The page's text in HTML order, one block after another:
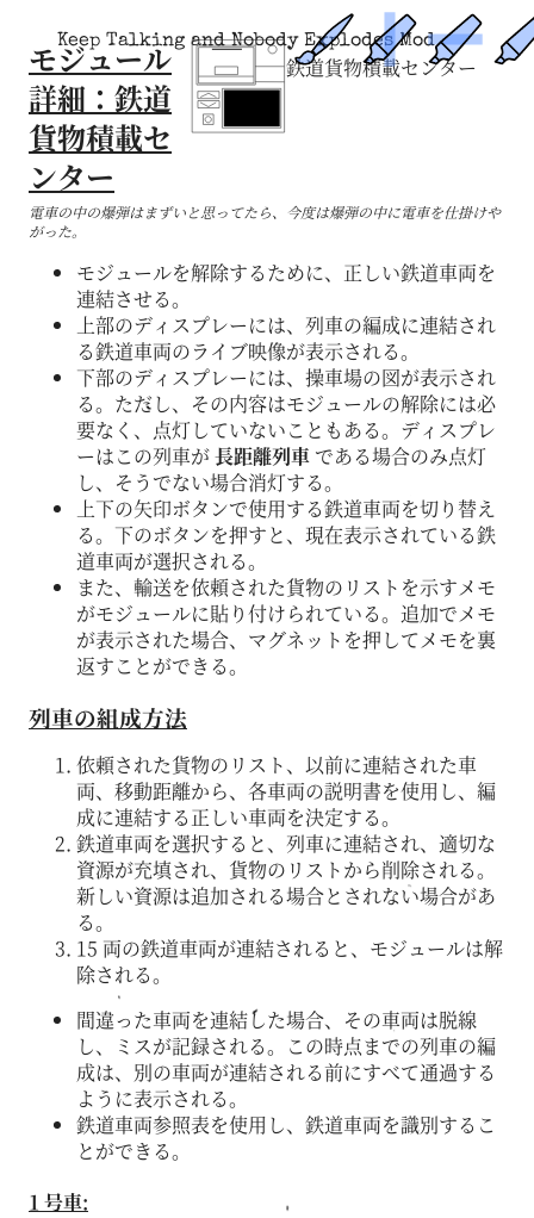
Keep Talking and Nobody Explodes Mod
鉄道貨物積載センター
モジュール
詳細：鉄道
貨物積載セ
ンター
電車の中の爆弾はまずいと思ってたら、今度は爆弾の中に電車を仕掛けや
がった。
モジュールを解除するために、正しい鉄道車両を
連結させる。
上部のディスプレーには、列車の編成に連結され
る鉄道車両のライブ映像が表示される。
下部のディスプレーには、操車場の図が表示され
る。ただし、その内容はモジュールの解除には必
要なく、点灯していないこともある。ディスプレ
ーはこの列車が長距離列車 である場合のみ点灯
し、そうでない場合消灯する。
上下の矢印ボタンで使用する鉄道車両を切り替え
る。下のボタンを押すと、現在表示されている鉄
道車両が選択される。
また、輸送を依頼された貨物のリストを示すメモ
がモジュールに貼り付けられている。追加でメモ
が表示された場合、マグネットを押してメモを裏
返すことができる。
列車の組成方法
依頼された貨物のリスト、以前に連結された車
両、移動距離から、各車両の説明書を使用し、編
成に連結する正しい車両を決定する。
鉄道車両を選択すると、列車に連結され、適切な
資源が充填され、貨物のリストから削除される。
新しい資源は追加される場合とされない場合があ
る。
15 両の鉄道車両が連結されると、モジュールは解
除される。
間違った車両を連結した場合、その車両は脱線
し、ミスが記録される。この時点までの列車の編
成は、別の車両が連結される前にすべて通過する
ように表示される。
鉄道車両参照表を使用し、鉄道車両を識別するこ
とができる。
1 号車: